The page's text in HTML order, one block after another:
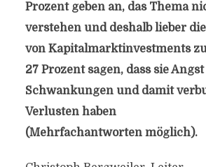
Prozent geben an, das Thema
verstehen und deshalb lieber
von Kapitalmarktinvestments
27 Prozent sagen, dass sie
Schwankungen und damit
Verlusten haben
(Mehrfachantworten möglich).